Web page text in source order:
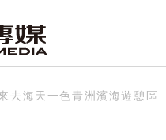
去海天一色青洲濱海遊憩區